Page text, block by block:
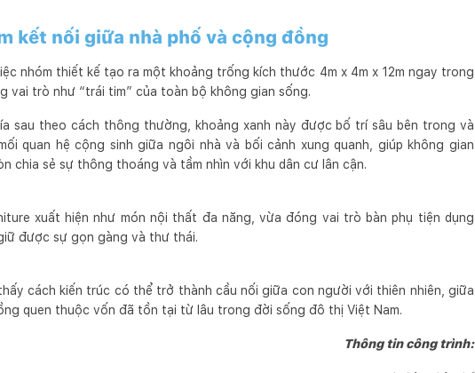
kết nối giữa nhà phố và cộng đồng
nhóm thiết kế tạo ra một khoảng trống kích thước 4m x 4m x 12m ngay trong
vai trò như “trái tim” của toàn bộ không gian sống.
sau theo cách thông thường, khoảng xanh này được bố trí sâu bên trong và
quan hệ cộng sinh giữa ngôi nhà và bối cảnh xung quanh, giúp không gian
chia sẻ sự thông thoáng và tầm nhìn với khu dân cư lân cận.
xuất hiện như món nội thất đa năng, vừa đóng vai trò bàn phụ tiện dụng
được sự gọn gàng và thư thái.
cách kiến trúc có thể trở thành cầu nối giữa con người với thiên nhiên, giữa
quen thuộc vốn đã tồn tại từ lâu trong đời sống đô thị Việt Nam.
Thông tin công trình: